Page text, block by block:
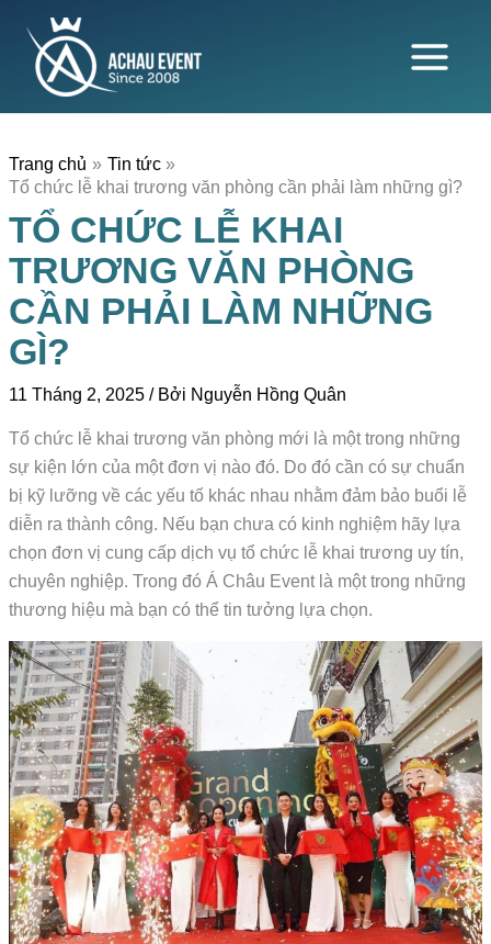
Trang chủ
Tin tức
Tổ chức lễ khai trương văn phòng cần phải làm những gì?
TỔ CHỨC LỄ KHAI
TRƯƠNG VĂN PHÒNG
CẦN PHẢI LÀM NHỮNG
GÌ?
11 Tháng 2, 2025/ Bởi Nguyễn Hồng Quân
Tổ chức lễ khai trương văn phòng mới là một trong những
sự kiện lớn của một đơn vị nào đó. Do đó cần có sự chuẩn
bị kỹ lưỡng về các yếu tố khác nhau nhằm đảm bảo buổi lễ
diễn ra thành công. Nếu bạn chưa có kinh nghiệm hãy lựa
chọn đơn vị cung cấp dịch vụ tổ chức lễ khai trương uy tín,
chuyên nghiệp. Trong đó Á Châu Event là một trong những
thương hiệu mà bạn có thể tin tưởng lựa chọn.